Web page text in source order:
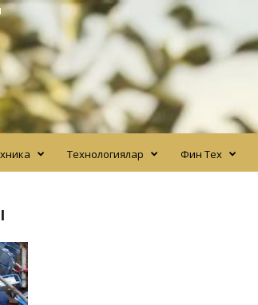
Технологиялар Фин Тех